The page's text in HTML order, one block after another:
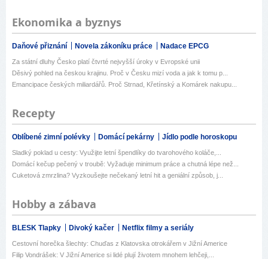
Ekonomika a byznys
Daňové přiznání Novela zákoníku práce Nadace EPCG
Za státní dluhy Česko platí čtvrté nejvyšší úroky v Evropské unii
Děsivý pohled na českou krajinu. Proč v Česku mizí voda a jak k tomu p...
Emancipace českých miliardářů. Proč Strnad, Křetínský a Komárek nakupu...
Recepty
Oblíbené zimní polévky Domácí pekárny Jídlo podle horoskopu
Sladký poklad u cesty: Využijte letní špendlíky do tvarohového koláče,...
Domácí kečup pečený v troubě: Vyžaduje minimum práce a chutná lépe než...
Cuketová zmrzlina? Vyzkoušejte nečekaný letní hit a geniální způsob, j...
Hobby a zábava
BLESK Tlapky Divoký kačer Netflix filmy a seriály
Cestovní horečka šlechty: Chuďas z Klatovska otrokářem v Jižní Americe
Filip Vondrášek: V Jižní Americe si lidé plují životem mnohem lehčeji,...